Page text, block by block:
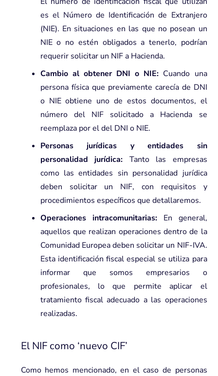
es el Número de Identificación de Extranjero
(NIE). En situaciones en las que no posean un
NIE o no estén obligados a tenerlo, podrían
requerir solicitar un NIF a Hacienda.
Cambio al obtener DNI o NIE: Cuando una
persona física que previamente carecía de DNI
o NIE obtiene uno de estos documentos, el
número del NIF solicitado a Hacienda se
reemplaza por el del DNI o NIE.
Personas jurídicas y entidades sin
personalidad jurídica: Tanto las empresas
como las entidades sin personalidad jurídica
deben solicitar un NIF, con requisitos y
procedimientos específicos que detallaremos.
Operaciones intracomunitarias:En general,
aquellos que realizan operaciones dentro de la
Comunidad Europea deben solicitar un NIF-IVA.
Esta identificación fiscal especial se utiliza para
informar que somos empresarios o
profesionales, lo que permite aplicar el
tratamiento fiscal adecuado a las operaciones
realizadas.
El NIF como ‘nuevo CIF’
Como hemos mencionado, en el caso de personas